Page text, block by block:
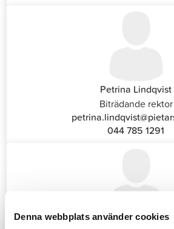
Denna webbplats använder cookies
Petrina Lindqvist
Biträdande rektor
044 785 1291